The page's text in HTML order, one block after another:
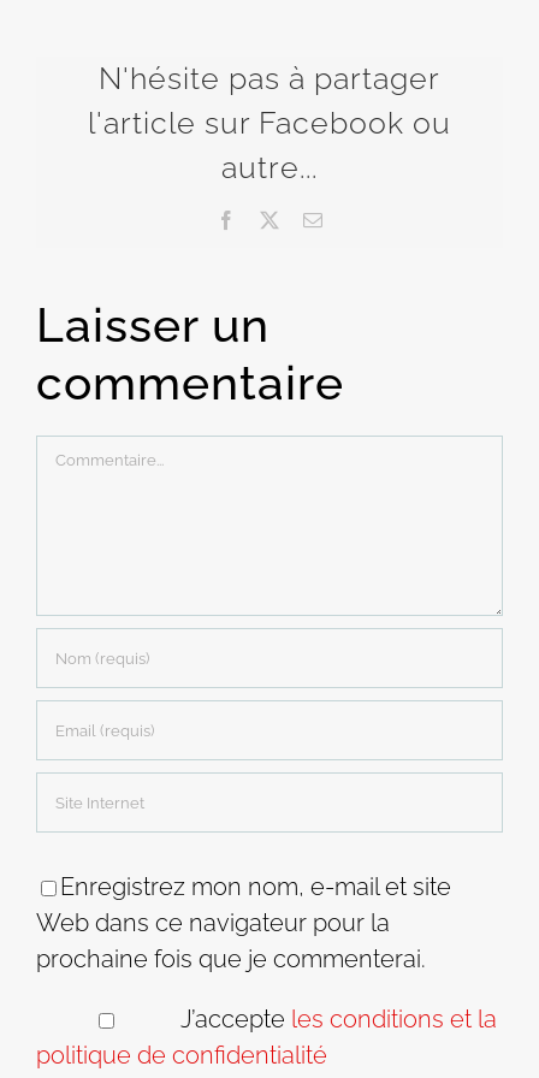
N'hésite pas à partager
l'article sur Facebook ou
autre...
Facebook Email
Laisser un
commentaire
Commentaire
Enregistrez mon nom, e-mail et site
Web dans ce navigateur pour la
prochaine fois que je commenterai.
J’accepte les conditions et la
politique de confidentialité